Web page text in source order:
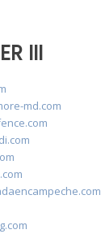
III
md.com